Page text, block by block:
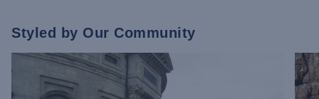
Styled by Our Community